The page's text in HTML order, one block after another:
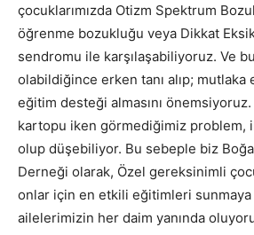
çocuklarımızda Otizm Spektrum
öğrenme bozukluğu veya Dikkat
sendromu ile karşılaşabiliyoruz. Ve bu
olabildiğince erken tanı alıp;
eğitim desteği almasını
kartopu iken görmediğimiz problem,
olup düşebiliyor. Bu sebeple biz
Derneği olarak, Özel gereksinimli
onlar için en etkili eğitimleri sunmaya
ailelerimizin her daim yanında